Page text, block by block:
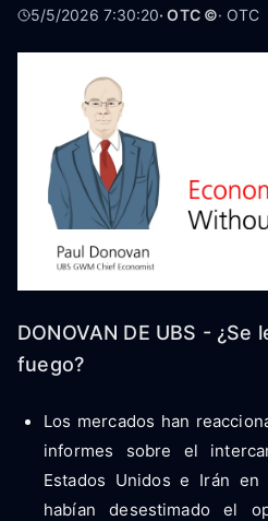
5/5/2026 7:30:20· OTC ©· OTC
DONOVAN DE UBS - ¿Se
fuego?
Los mercados han
informes sobre el
Estados Unidos e Irán
habían desestimado el